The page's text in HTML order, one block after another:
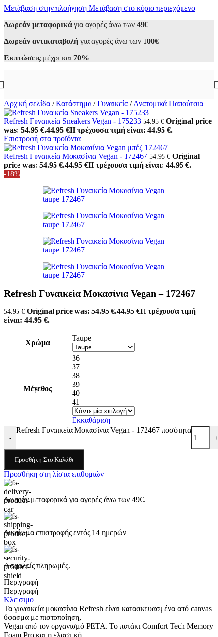
Μετάβαση στην πλοήγηση Μετάβαση στο κύριο περιεχόμενο
Δωρεάν μεταφορικά για αγορές άνω των 49€
Δωρεάν αντικαταβολή για αγορές άνω των 100€
Εκπτώσεις μέχρι και 70%
Αρχική σελίδα / Κατάστημα / Γυναικεία / Ανατομικά Παπούτσια
Refresh Γυναικεία Sneakers Vegan - 175233 54.95€ Original price
was: 54.95 €.44.95 €Η τρέχουσα τιμή είναι: 44.95 €.
Επιστροφή στα προϊόντα
Refresh Γυναικεία Μοκασίνια Vegan - 172467 54.95€ Original
price was: 54.95 €.44.95 €Η τρέχουσα τιμή είναι: 44.95 €.
-18%
Refresh Γυναικεία Μοκασίνια Vegan – 172467
54.95€ Original price was: 54.95 €.44.95 €Η τρέχουσα τιμή
είναι: 44.95 €.
Χρώμα
Taupe
Μέγεθος
36
37
38
39
40
41
Εκκαθάριση
-
Refresh Γυναικεία Μοκασίνια Vegan - 172467 ποσότητα
+
Προσθήκη Στο Καλάθι
Προσθήκη στη λίστα επιθυμιών
Δωρεάν μεταφορικά για αγορές άνω των 49€.
Δικαίωμα επιστροφής εντός 14 ημερών.
Ασφαλείς πληρωμές.
Περιγραφή
Περιγραφή
Κλείσιμο
Τα γυναικεία μοκασίνια Refresh είναι κατασκευασμένα από canvas
ύφασμα με πιστοποίηση,
Vegan από τον οργανισμό PETA. Το πατάκι Comfort Tech Memory
Foam Pro και η ελαστική,